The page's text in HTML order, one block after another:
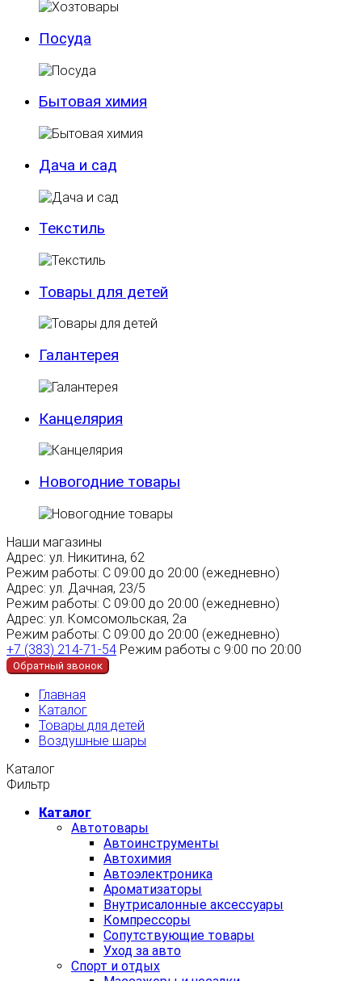
Посуда
Бытовая химия
Дача и сад
Текстиль
Товары для детей
Галантерея
Канцелярия
Новогодние товары
Наши магазины
Адрес: ул. Никитина, 62
Режим работы: С 09:00 до 20:00 (ежедневно)
Адрес: ул. Дачная, 23/5
Режим работы: С 09:00 до 20:00 (ежедневно)
Адрес: ул. Комсомольская, 2а
Режим работы: С 09:00 до 20:00 (ежедневно)
+7 (383) 214-71-54 Режим работы с 9:00 по 20:00
Обратный звонок
Главная
Каталог
Товары для детей
Воздушные шары
Каталог
Фильтр
Каталог
Автотовары
Автоинструменты
Автохимия
Автоэлектроника
Ароматизаторы
Внутрисалонные аксессуары
Компрессоры
Сопутствующие товары
Уход за авто
Спорт и отдых